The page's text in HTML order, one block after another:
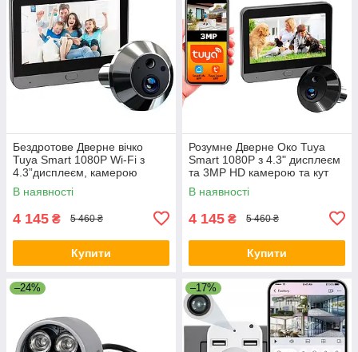
Бездротове Дверне вічко
Tuya Smart 1080P Wi-Fi з
4.3”дисплеєм, камерою
нічного бачення і
мікрофоном Універсальне
В наявності
4 145 ₴ 5 460 ₴
Купити
Розумне Дверне Око Tuya
Smart 1080P з 4.3" дисплеєм
та 3MP HD камерою та кут
огляду 150° Чорний
В наявності
4 145 ₴ 5 460 ₴
Купити
–24% –17%